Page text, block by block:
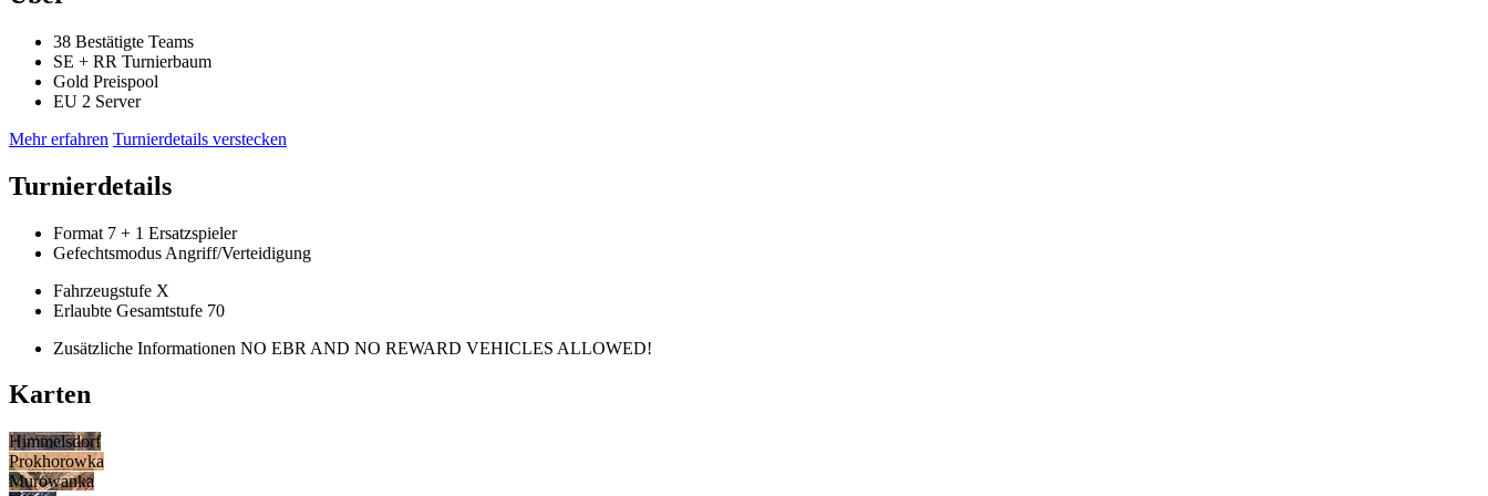
38 Bestätigte Teams
SE + RR Turnierbaum
Gold Preispool
EU 2 Server
Mehr erfahren Turnierdetails verstecken
Turnierdetails
Format 7 + 1 Ersatzspieler
Gefechtsmodus Angriff/Verteidigung
Fahrzeugstufe X
Erlaubte Gesamtstufe 70
Zusätzliche Informationen NO EBR AND NO REWARD VEHICLES ALLOWED!
Karten
Himmelsdorf
Prokhorowka
Murowanka